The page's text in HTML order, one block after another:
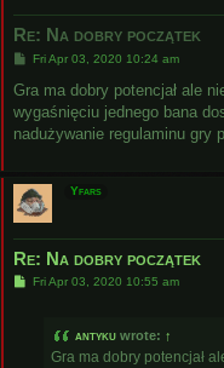
Re: Na dobry początek
P
s
Fri Apr 03, 2020 10:24 am
Gra ma dobry potencjał ale
wygaśnięciu jednego bana
nadużywanie regulaminu gry
Yfars
Re: Na dobry początek
PFri Apr 03, 2020 10:55 am
antyku wrote: ↑
Gra ma dobry potencjał